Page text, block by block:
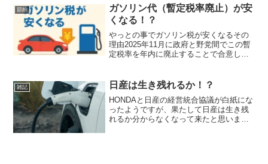
ので書類を開封して目を通すと…特定商
取引法違反事業者「○...
節約
ガソリン代（暫定税率廃止）が安
くなる！？
やっとの事でガソリン税が安くなるその
理由2025年11月に政府と野党間でこの暫
定税率を年内に廃止することで合意し、
す。加えて、補助金（燃料価格補助）も
段階的に引...
雑記 日産は生き残れるか！？
HONDAと日産の経営統合協議が白紙にな
ったようですが、果たして日産は生き残
れるか分からなくなって来たと思いま